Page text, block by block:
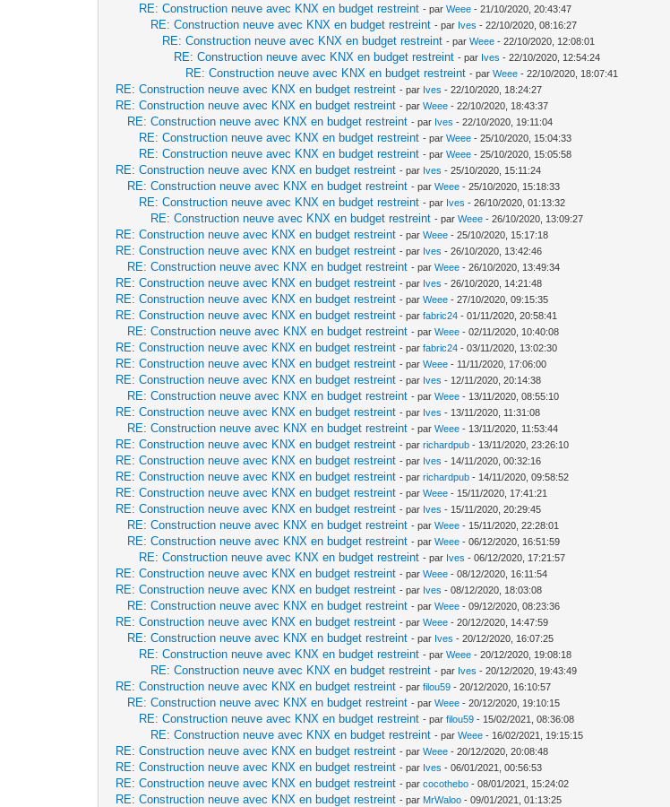
RE: Construction neuve avec KNX en budget restreint - parWeee - 21/10/2020, 20:43:47
RE: Construction neuve avec KNX en budget restreint - par Ives - 22/10/2020, 08:16:27
RE: Construction neuve avec KNX en budget restreint - parWeee - 22/10/2020, 12:08:01
RE: Construction neuve avec KNX en budget restreint - par Ives - 22/10/2020, 12:54:24
RE: Construction neuve avec KNX en budget restreint - parWeee - 22/10/2020, 18:07:41
RE: Construction neuve avec KNX en budget restreint - par Ives - 22/10/2020, 18:24:27
RE: Construction neuve avec KNX en budget restreint - parWeee - 22/10/2020, 18:43:37
RE: Construction neuve avec KNX en budget restreint - par Ives - 22/10/2020, 19:11:04
RE: Construction neuve avec KNX en budget restreint - parWeee - 25/10/2020, 15:04:33
RE: Construction neuve avec KNX en budget restreint - parWeee - 25/10/2020, 15:05:58
RE: Construction neuve avec KNX en budget restreint - par Ives - 25/10/2020, 15:11:24
RE: Construction neuve avec KNX en budget restreint - parWeee - 25/10/2020, 15:18:33
RE: Construction neuve avec KNX en budget restreint - par Ives - 26/10/2020, 01:13:32
RE: Construction neuve avec KNX en budget restreint - parWeee - 26/10/2020, 13:09:27
RE: Construction neuve avec KNX en budget restreint - parWeee - 25/10/2020, 15:17:18
RE: Construction neuve avec KNX en budget restreint - par Ives - 26/10/2020, 13:42:46
RE: Construction neuve avec KNX en budget restreint - parWeee - 26/10/2020, 13:49:34
RE: Construction neuve avec KNX en budget restreint - par Ives - 26/10/2020, 14:21:48
RE: Construction neuve avec KNX en budget restreint - parWeee - 27/10/2020, 09:15:35
RE: Construction neuve avec KNX en budget restreint - parfabric24 - 01/11/2020, 20:58:41
RE: Construction neuve avec KNX en budget restreint - parWeee - 02/11/2020, 10:40:08
RE: Construction neuve avec KNX en budget restreint - parfabric24 - 03/11/2020, 13:02:30
RE: Construction neuve avec KNX en budget restreint - parWeee - 11/11/2020, 17:06:00
RE: Construction neuve avec KNX en budget restreint - par Ives - 12/11/2020, 20:14:38
RE: Construction neuve avec KNX en budget restreint - parWeee - 13/11/2020, 08:55:10
RE: Construction neuve avec KNX en budget restreint - par Ives - 13/11/2020, 11:31:08
RE: Construction neuve avec KNX en budget restreint - parWeee - 13/11/2020, 11:53:44
RE: Construction neuve avec KNX en budget restreint - parrichardpub - 13/11/2020, 23:26:10
RE: Construction neuve avec KNX en budget restreint - par Ives - 14/11/2020, 00:32:16
RE: Construction neuve avec KNX en budget restreint - parrichardpub - 14/11/2020, 09:58:52
RE: Construction neuve avec KNX en budget restreint - parWeee - 15/11/2020, 17:41:21
RE: Construction neuve avec KNX en budget restreint - par Ives - 15/11/2020, 20:29:45
RE: Construction neuve avec KNX en budget restreint - parWeee - 15/11/2020, 22:28:01
RE: Construction neuve avec KNX en budget restreint - parWeee - 06/12/2020, 16:51:59
RE: Construction neuve avec KNX en budget restreint - par Ives - 06/12/2020, 17:21:57
RE: Construction neuve avec KNX en budget restreint - parWeee - 08/12/2020, 16:11:54
RE: Construction neuve avec KNX en budget restreint - par Ives - 08/12/2020, 18:03:08
RE: Construction neuve avec KNX en budget restreint - parWeee - 09/12/2020, 08:23:36
RE: Construction neuve avec KNX en budget restreint - parWeee - 20/12/2020, 14:47:59
RE: Construction neuve avec KNX en budget restreint - par Ives - 20/12/2020, 16:07:25
RE: Construction neuve avec KNX en budget restreint - parWeee - 20/12/2020, 19:08:18
RE: Construction neuve avec KNX en budget restreint - par Ives - 20/12/2020, 19:43:49
RE: Construction neuve avec KNX en budget restreint - parfilou59 - 20/12/2020, 16:10:57
RE: Construction neuve avec KNX en budget restreint - parWeee - 20/12/2020, 19:10:15
RE: Construction neuve avec KNX en budget restreint - parfilou59 - 15/02/2021, 08:36:08
RE: Construction neuve avec KNX en budget restreint - parWeee - 16/02/2021, 19:15:15
RE: Construction neuve avec KNX en budget restreint - parWeee - 20/12/2020, 20:08:48
RE: Construction neuve avec KNX en budget restreint - par Ives - 06/01/2021, 00:56:53
RE: Construction neuve avec KNX en budget restreint - parcocothebo - 08/01/2021, 15:24:02
RE: Construction neuve avec KNX en budget restreint - par MrWaloo - 09/01/2021, 01:13:25